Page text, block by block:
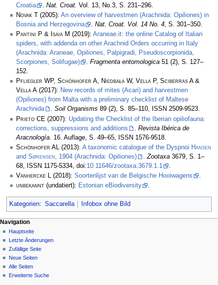
Croatia
Nat. Croat. Vol. 13, No.3, S. 231–296.
Novak T (2005): An overview of harvestmen (Arachnida: Opiliones) in
Bosnia and Herzegovina
Nat. Croat. Vol. 14 No. 4 , S. 301–350.
Pantini P & Isaia M (2019): Araneae.it: the online Catalog of Italian
spiders, with addenda on other Arachnid Orders occurring in Italy
(Arachnida: Araneae, Opiliones, Palpigradi, Pseudoscorpionida,
Scorpiones, Solifugae)
. Fragmenta entomologica 51 (2), S. 127–
152.
Pfliegler WP, Schönhofer A, Niedbała W, Vella P, Sciberras A &
Vella A (2017): New records of mites (Acari) and harvestmen
(Opiliones) from Malta with a preliminary checklist of Maltese
Arachnida
. Soil Organisms 89 (2), S. 85–110, ISSN 2509-9523.
Prieto CE (2007): Updating the Checklist of the Iberian opiliofauna:
corrections, suppressions and additions
Revista Ibérica de
Aracnología . 16. Auflage, S. 49–65, ISSN 1576-9518.
Schönhofer AL (2013): A taxonomic catalogue of the Dyspnoi Hansen
and Sørensen, 1904 (Arachnida: Opiliones) .Zootaxa 3679, S. 1–
68, ISSN 1175-5334, doi:10.11646/zootaxa.3679.1.1
.
Vanhercke L (2018): Soortenlijst van de Belgische Hooiwagens
.
unbekannt (undatiert): Estonian eBiodiversity .
Kategorien: Saccarella Infobox ohne Bild
Navigation
Hauptseite
Letzte Änderungen
Zufällige Seite
Neue Seiten
Alle Seiten
Erweiterte Suche